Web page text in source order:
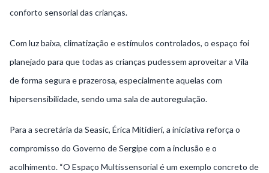
conforto sensorial das crianças.
Com luz baixa, climatização e estímulos controlados, o espaço foi
planejado para que todas as crianças pudessem aproveitar a Vila
de forma segura e prazerosa, especialmente aquelas com
hipersensibilidade, sendo uma sala de autoregulação.
Para a secretária da Seasic, Érica Mitidieri, a iniciativa reforça o
compromisso do Governo de Sergipe com a inclusão e o
acolhimento. “O Espaço Multissensorial é um exemplo concreto de